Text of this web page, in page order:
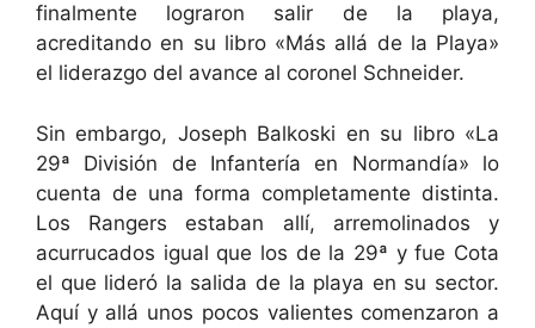
finalmente lograron salir de la playa,
acreditando en su libro «Más allá de la Playa»
el liderazgo del avance al coronel Schneider.
Sin embargo, Joseph Balkoski en su libro «La
29ª División de Infantería en Normandía» lo
cuenta de una forma completamente distinta.
Los Rangers estaban allí, arremolinados y
acurrucados igual que los de la 29ª y fue Cota
el que lideró la salida de la playa en su sector.
Aquí y allá unos pocos valientes comenzaron a